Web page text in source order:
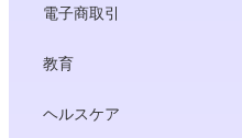
電子商取引
教育
ヘルスケア